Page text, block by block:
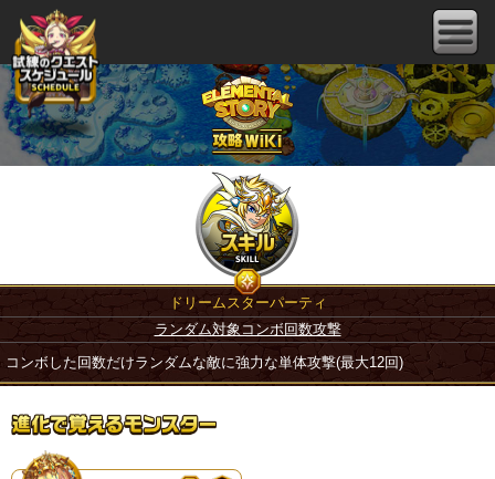
ドリームスターパーティ
ランダム対象コンボ回数攻撃
コンボした回数だけランダムな敵に強力な単体攻撃(最大12回)